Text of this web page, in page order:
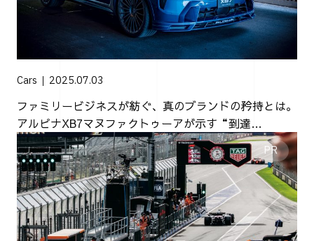
Cars 2025.07.03
ファミリービジネスが紡ぐ、真のブランドの矜持とは。
アルピナXB7マヌファクトゥーアが示す“到達
点”【PR】